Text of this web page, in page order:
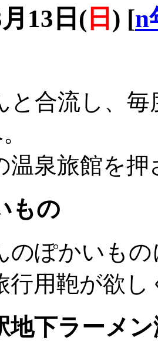
13日( 日 ) [n
と合流し、
温泉旅館を
もの
のぽかいも
行用鞄が欲
地下ラーメ